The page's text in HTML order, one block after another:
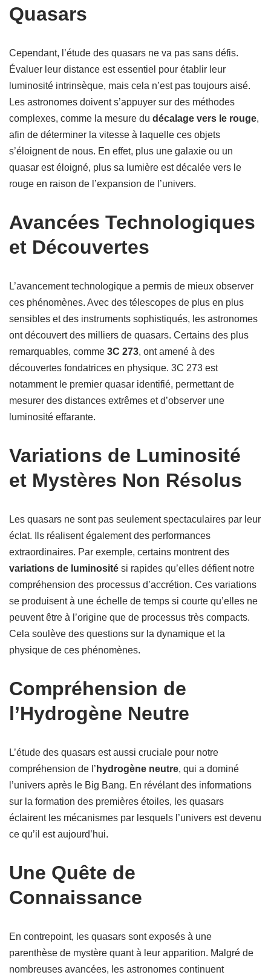
Quasars
Cependant, l’étude des quasars ne va pas sans défis.
Évaluer leur distance est essentiel pour établir leur
luminosité intrinsèque, mais cela n’est pas toujours aisé.
Les astronomes doivent s’appuyer sur des méthodes
complexes, comme la mesure du décalage vers le rouge,
afin de déterminer la vitesse à laquelle ces objets
s’éloignent de nous. En effet, plus une galaxie ou un
quasar est éloigné, plus sa lumière est décalée vers le
rouge en raison de l’expansion de l’univers.
Avancées Technologiques
et Découvertes
L’avancement technologique a permis de mieux observer
ces phénomènes. Avec des télescopes de plus en plus
sensibles et des instruments sophistiqués, les astronomes
ont découvert des milliers de quasars. Certains des plus
remarquables, comme 3C 273, ont amené à des
découvertes fondatrices en physique. 3C 273 est
notamment le premier quasar identifié, permettant de
mesurer des distances extrêmes et d’observer une
luminosité effarante.
Variations de Luminosité
et Mystères Non Résolus
Les quasars ne sont pas seulement spectaculaires par leur
éclat. Ils réalisent également des performances
extraordinaires. Par exemple, certains montrent des
variations de luminosité si rapides qu’elles défient notre
compréhension des processus d’accrétion. Ces variations
se produisent à une échelle de temps si courte qu’elles ne
peuvent être à l’origine que de processus très compacts.
Cela soulève des questions sur la dynamique et la
physique de ces phénomènes.
Compréhension de
l’Hydrogène Neutre
L’étude des quasars est aussi cruciale pour notre
compréhension de l’ hydrogène neutre, qui a dominé
l’univers après le Big Bang. En révélant des informations
sur la formation des premières étoiles, les quasars
éclairent les mécanismes par lesquels l’univers est devenu
ce qu’il est aujourd’hui.
Une Quête de
Connaissance
En contrepoint, les quasars sont exposés à une
parenthèse de mystère quant à leur apparition. Malgré de
nombreuses avancées, les astronomes continuent